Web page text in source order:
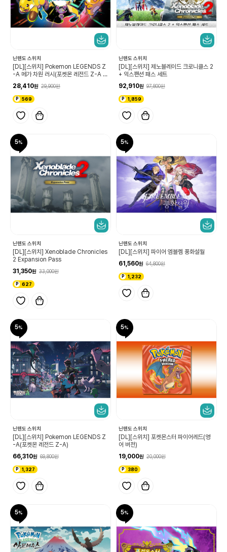
닌텐도 스위치
[DL][스위치] Pokemon LEGENDS Z
-A 메가 차원 러시(포켓몬 레전드 Z-A 메
28,410 29,900
569
닌텐도 스위치
[DL][스위치] 제노블레이드 크로니클스 2
+ 익스팬션 패스 세트
92,910
97,800
1,859
5
닌텐도 스위치
[DL][스위치] Xenoblade Chronicles
2 Expansion Pass
31,350
33,000
627
5
닌텐도 스위치
[DL][스위치] 파이어 엠블렘 풍화설월
61,560
64,800
1,232
5
닌텐도 스위치
[DL][스위치] Pokemon LEGENDS Z
-A(포켓몬 레전드 Z-A)
66,310
69,800
1,327
5
닌텐도 스위치
[DL][스위치] 포켓몬스터 파이어레드(영
어 버전)
19,000
20,000
380
5 5